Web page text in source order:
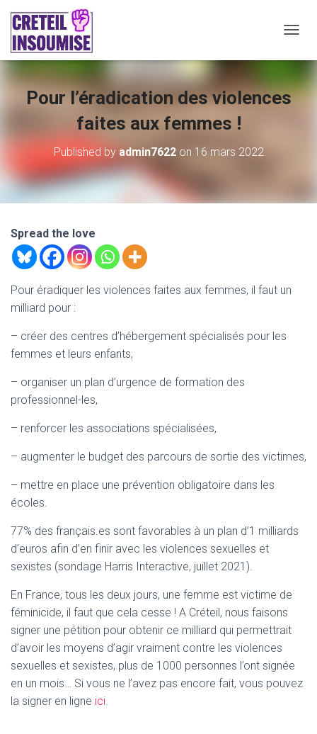
R
Pour l’éradication des violences
faites aux femmes !
Published by admin7622on 16 mars 2022
Spread the love
Pour éradiquer les violences faites aux femmes, il faut un
milliard pour :
– créer des centres d’hébergement spécialisés pour les
femmes et leurs enfants,
– organiser un plan d’urgence de formation des
professionnel-les,
– renforcer les associations spécialisées,
– augmenter le budget des parcours de sortie des victimes,
– mettre en place une prévention obligatoire dans les
écoles.
77% des français.es sont favorables à un plan d’1 milliards
d’euros afin d’en finir avec les violences sexuelles et
sexistes (sondage Harris Interactive, juillet 2021).
En France, tous les deux jours, une femme est victime de
féminicide, il faut que cela cesse ! A Créteil, nous faisons
signer une pétition pour obtenir ce milliard qui permettrait
d’avoir les moyens d’agir vraiment contre les violences
sexuelles et sexistes, plus de 1000 personnes l’ont signée
en un mois… Si vous ne l’avez pas encore fait, vous pouvez
la signer en ligne ici.